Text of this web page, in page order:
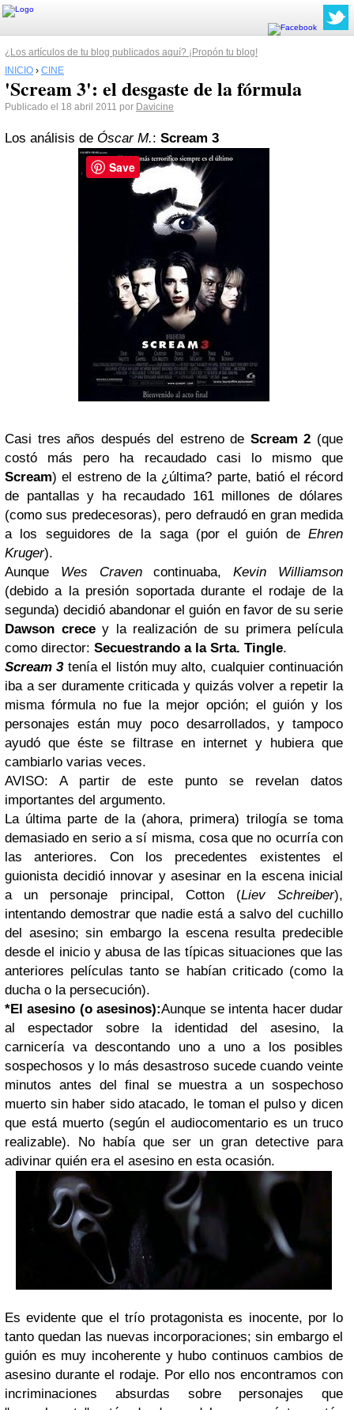
¿Los artículos de tu blog publicados aquí? ¡Propón tu blog!
INICIO › CINE
'Scream 3': el desgaste de la fórmula
Publicado el 18 abril 2011 por Davicine
Los análisis de Óscar M.: Scream 3
Casi tres años después del estreno de Scream 2 (que
costó más pero ha recaudado casi lo mismo que
Scream) el estreno de la ¿última? parte, batió el récord
de pantallas y ha recaudado 161 millones de dólares
(como sus predecesoras), pero defraudó en gran medida
a los seguidores de la saga (por el guión de Ehren
Kruger).
Aunque Wes Cravencontinuaba,Kevin Williamson
(debido a la presión soportada durante el rodaje de la
segunda) decidió abandonar el guión en favor de su serie
Dawson crecey la realización de su primera película
como director: Secuestrando a la Srta. Tingle.
Scream 3tenía el listón muy alto, cualquier continuación
iba a ser duramente criticada y quizás volver a repetir la
misma fórmula no fue la mejor opción; el guión y los
personajes están muy poco desarrollados, y tampoco
ayudó que éste se filtrase en internet y hubiera que
cambiarlo varias veces.
AVISO: A partir de este punto se revelan datos
importantes del argumento.
La última parte de la (ahora, primera) trilogía se toma
demasiado en serio a sí misma, cosa que no ocurría con
las anteriores. Con los precedentes existentes el
guionista decidió innovar y asesinar en la escena inicial
a un personaje principal, Cotton (Liev Schreiber),
intentando demostrar que nadie está a salvo del cuchillo
del asesino; sin embargo la escena resulta predecible
desde el inicio y abusa de las típicas situaciones que las
anteriores películas tanto se habían criticado (como la
ducha o la persecución).
*El asesino (o asesinos):Aunque se intenta hacer dudar
al espectador sobre la identidad del asesino, la
carnicería va descontando uno a uno a los posibles
sospechosos y lo más desastroso sucede cuando veinte
minutos antes del final se muestra a un sospechoso
muerto sin haber sido atacado, le toman el pulso y dicen
que está muerto (según el audiocomentario es un truco
realizable). No había que ser un gran detective para
adivinar quién era el asesino en esta ocasión.
Es evidente que el trío protagonista es inocente, por lo
tanto quedan las nuevas incorporaciones; sin embargo el
guión es muy incoherente y hubo continuos cambios de
asesino durante el rodaje. Por ello nos encontramos con
incriminaciones absurdas sobre personajes que
Save